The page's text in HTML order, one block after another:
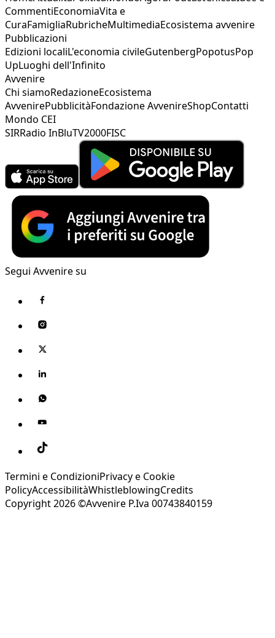
CommentiEconomiaVita e
CuraFamigliaRubricheMultimediaEcosistema avvenire
Pubblicazioni
Edizioni localiL'economia civileGutenbergPopotusPop
UpLuoghi dell'Infinito
Avvenire
Chi siamoRedazioneEcosistema
AvvenirePubblicitàFondazione AvvenireShopContatti
Mondo CEI
SIRRadio InBluTV2000FISC
Segui Avvenire su
Termini e CondizioniPrivacy e Cookie
PolicyAccessibilitàWhistleblowingCredits
Copyright 2026 ©Avvenire P.Iva 00743840159